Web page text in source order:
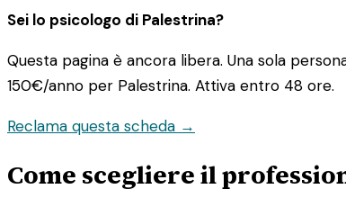
Sei lo psicologo di Palestrina?
Questa pagina è ancora libera. Una sola
150€/anno per Palestrina. Attiva entro 48 ore.
Reclama questa scheda →
Come scegliere il